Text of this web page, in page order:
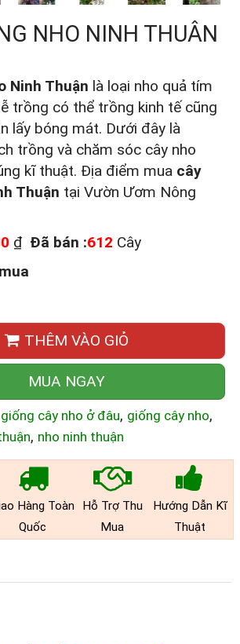
NHO NINH THUÂN
Ninh Thuận là loại nho quả tím
trồng có thể trồng kinh tế cũng
lấy bóng mát. Dưới đây là
trồng và chăm sóc cây nho
kĩ thuật. Địa điểm mua cây
Thuận tại Vườn Ươm Nông
₫ Đã bán :612 Cây
THÊM VÀO GIỎ
MUA NGAY
cây nho ở đâu, giống cây nho,
, nho ninh thuận
Hàng Toàn
Quốc
Hỗ Trợ Thu
Mua
Hướng Dẫn Kĩ
Thuật